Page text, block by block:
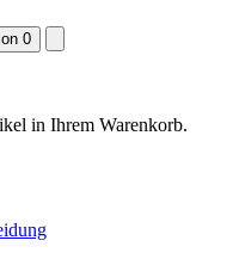
0
in Ihrem Warenkorb.